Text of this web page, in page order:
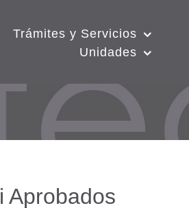
Trámites y Servicios
Unidades
Aprobados